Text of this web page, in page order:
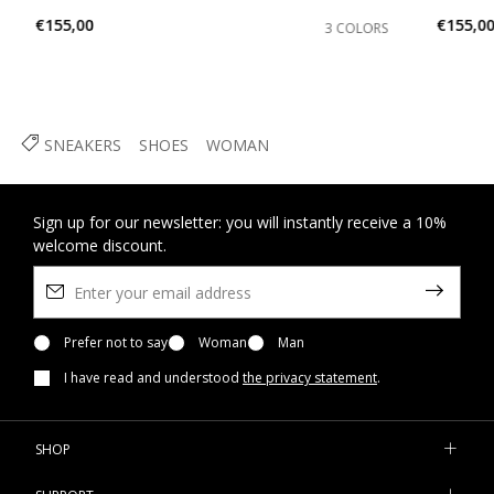
SNEAKERS SHOES WOMAN
€155,00
3 COLORS
€155,00
Sign up for our newsletter: you will instantly receive a 10%
welcome discount.
Prefer not to say Woman
Man
I have read and understood the privacy statement.
SHOP